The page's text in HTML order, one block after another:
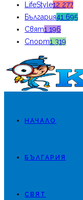
LifeStyle12 277
България41 695
Свят1 196
Спорт1 319
НАЧАЛО
БЪЛГАРИЯ
СВЯТ